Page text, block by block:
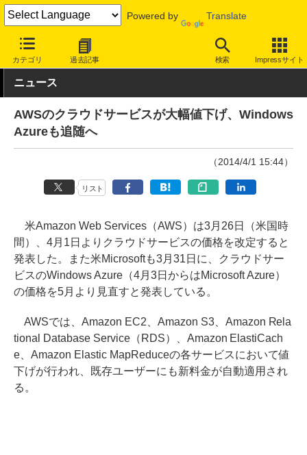
Powered by Translate
カテゴリ 過去記事 検索 Impressサイト
INTERNET Watch サービス/ソフト サービス レンタルサーバ
ニュース
AWSのクラウドサービスが大幅値下げ、Windows
Azureも追随へ
（2014/4/1 15:44）
リスト
米Amazon Web Services（AWS）は3月26日（米国時
間）、4月1日よりクラウドサービスの価格を改定すると
発表した。また米Microsoftも3月31日に、クラウドサー
ビスのWindows Azure（4月3日からはMicrosoft Azure）
の価格を5月より見直すと発表している。
AWSでは、Amazon EC2、Amazon S3、Amazon Rela
tional Database Service（RDS）、Amazon ElastiCach
e、Amazon Elastic MapReduceの各サービスにおいて値
下げが行われ、既存ユーザーにも新料金が自動適用され
る。